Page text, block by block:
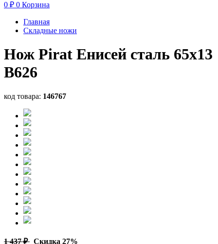
0 ₽ 0 Корзина
Главная
Складные ножи
Нож Pirat Енисей сталь 65х13
B626
код товара: 146767
1 437 ₽ Скидка 27%